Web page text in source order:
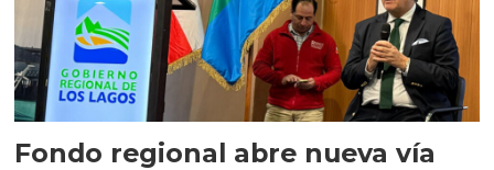
Fondo regional abre nueva vía